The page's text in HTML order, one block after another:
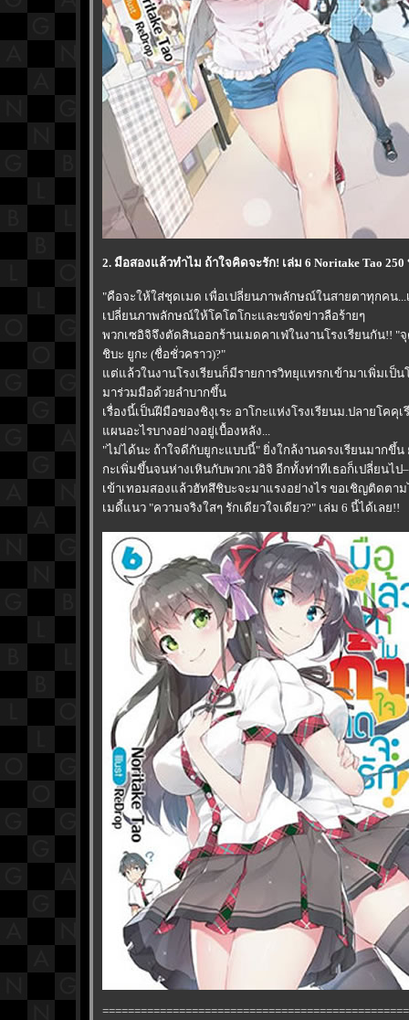
2. มือสองแล้วทำไม ถ้าใจคิดจะรัก! เล่ม 6 Noritake Tao 250
"คือจะให้ใส่ชุดเมด เพื่อเปลี่ยนภาพลักษณ์ในสายตาทุกคน...
เปลี่ยนภาพลักษณ์ให้โคโตโกะและขจัดข่าวลือร้ายๆ
พวกเซอิจิจึงตัดสินออกร้านเมดคาเฟ่ในงานโรงเรียนกัน!! "
ชิบะ ยูกะ (ชื่อชั่วคราว)?"
ต่แล้วในงานโรงเรียนก็มีรายการวิทยุแทรกเข้ามาเพิ่มเป็น
มาร่วมมือด้วยลำบากขึ้น
เรื่องนี้เป็นฝีมือของชิงุเระ อาโกะแห่งโรงเรียนม.ปลายโคคุเ
ผนอะไรบางอย่างอยู่เบื้องหลัง...
"ไม่ได้นะ ถ้าใจดีกับยูกะแบบนี้" ยิ่งใกล้งานดรงเรียนมากขึ้น
กะเพิ่มขึ้นจนห่างเหินกับพวกเวอิจิ อีกทั้งท่าทีเธอก็เปลี่ยนไป–
เข้าเทอมสองแล้วฮัทสึชิบะจะมาแรงอย่างไร ขอเชิญติดตาม
เมดี้แนว "ความจริงใสๆ รักเดียวใจเดียว?" เล่ม 6 นี้ได้เลย!!